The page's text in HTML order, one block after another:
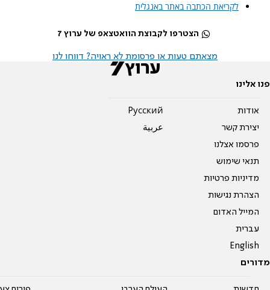
לקריאת הכתבה באתר באנגלית
הצטרפו לקבוצת הוואטצאפ של ערוץ 7
מצאתם טעות או פרסומת לא ראויה? דווחו לנו
פנו אלינו
אודות
יצירת קשר
פרסמו אצלנו
תנאי שימוש
מדיניות פרטיות
הצהרת נגישות
המייל האדום
עברית
English
Pусский
عربية
מדורים